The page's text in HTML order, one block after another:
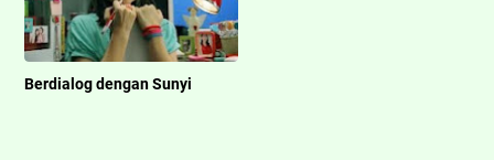
Berdialog dengan Sunyi